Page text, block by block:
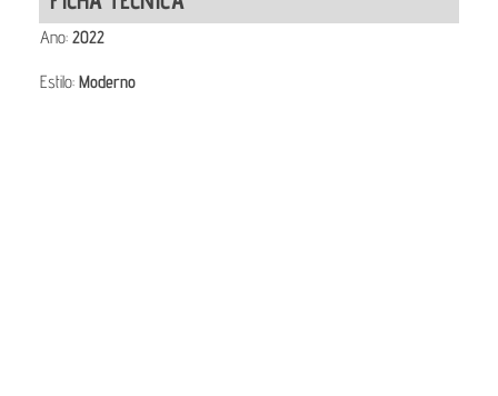
Ano: 2022
Estilo: Moderno